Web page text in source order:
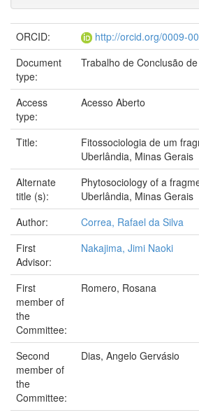
ORCID:
http://orcid.org/0009-
Document
type:
Trabalho de Conclusão
Access
type:
Acesso Aberto
Title:
Fitossociologia de um
Uberlândia, Minas Gerais
Alternate
title (s):
Phytosociology of a
Uberlândia, Minas Gerais
Author:
Correa, Rafael da Silva
First
Advisor:
Nakajima, Jimi Naoki
First
member of
the
Committee:
Romero, Rosana
Second
member of
the
Committee:
Dias, Angelo Gervásio